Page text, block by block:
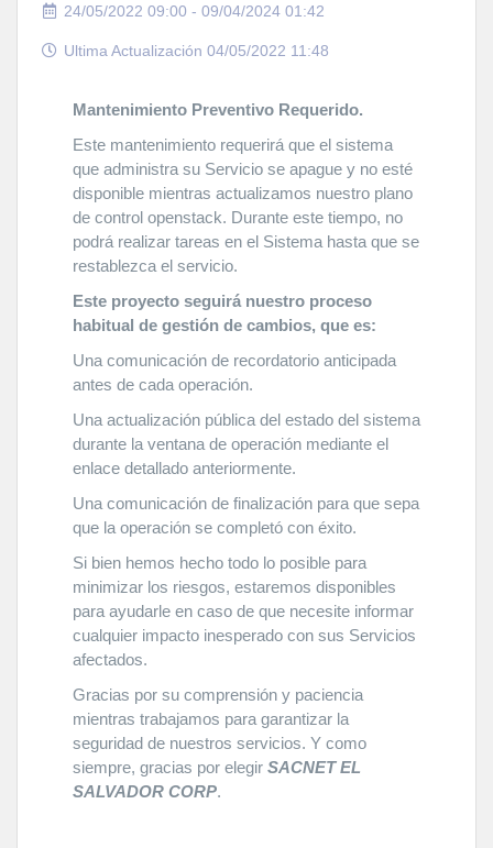
24/05/2022 09:00 - 09/04/2024 01:42
Ultima Actualización 04/05/2022 11:48
Mantenimiento Preventivo Requerido.
Este mantenimiento requerirá que el sistema
que administra su Servicio se apague y no esté
disponible mientras actualizamos nuestro plano
de control openstack. Durante este tiempo, no
podrá realizar tareas en el Sistema hasta que se
restablezca el servicio.
Este proyecto seguirá nuestro proceso
habitual de gestión de cambios, que es:
Una comunicación de recordatorio anticipada
antes de cada operación.
Una actualización pública del estado del sistema
durante la ventana de operación mediante el
enlace detallado anteriormente.
Una comunicación de finalización para que sepa
que la operación se completó con éxito.
Si bien hemos hecho todo lo posible para
minimizar los riesgos, estaremos disponibles
para ayudarle en caso de que necesite informar
cualquier impacto inesperado con sus Servicios
afectados.
Gracias por su comprensión y paciencia
mientras trabajamos para garantizar la
seguridad de nuestros servicios. Y como
siempre, gracias por elegir SACNET EL
SALVADOR CORP.